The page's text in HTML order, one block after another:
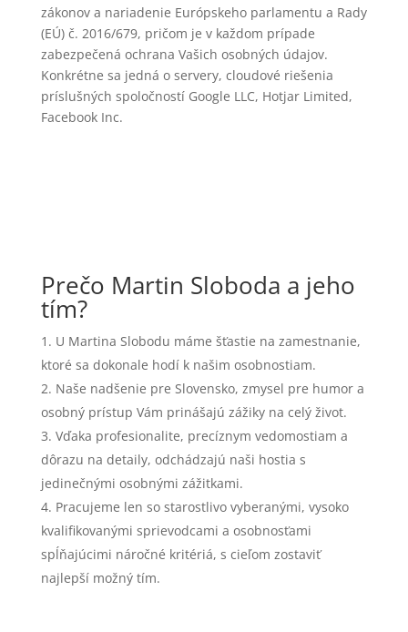
zákonov a nariadenie Európskeho parlamentu a Rady
(EÚ) č. 2016/679, pričom je v každom prípade
zabezpečená ochrana Vašich osobných údajov.
Konkrétne sa jedná o servery, cloudové riešenia
príslušných spoločností Google LLC, Hotjar Limited,
Facebook Inc.
Prečo Martin Sloboda a jeho
tím?
U Martina Slobodu máme šťastie na zamestnanie,
ktoré sa dokonale hodí k našim osobnostiam.
Naše nadšenie pre Slovensko, zmysel pre humor a
osobný prístup Vám prinášajú zážiky na celý život.
Vďaka profesionalite, precíznym vedomostiam a
dôrazu na detaily, odchádzajú naši hostia s
jedinečnými osobnými zážitkami.
Pracujeme len so starostlivo vyberanými, vysoko
kvalifikovanými sprievodcami a osobnosťami
spĺňajúcimi náročné kritériá, s cieľom zostaviť
najlepší možný tím.